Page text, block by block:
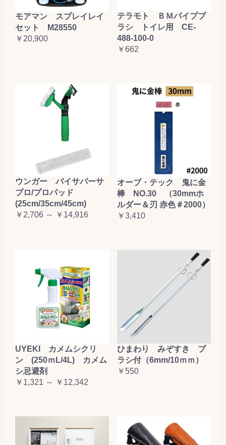
お買い物を続ける カートへ進む
モアマン スプレイレイ
セット M28550
￥20,900
テラモト ＢＭパイプブ
ラシ トイレ用 CE-
488-100-0
￥662
ウンガー バイサバーサ
プロ/プロパッド
(25cm/35cm/45cm)
￥2,706 ～ ￥14,916
オーブ・テック 鬼に金
棒 NO.30 （30mmホ
ルダー＆刃 赤色＃2000）
￥3,410
UYEKI カメムシクリ
ン (250ｍL/4L) カメム
シ忌避剤
￥1,321 ～ ￥12,342
ひまわり みぞすき ブ
ラシ付（6mm/10ｍｍ）
￥550